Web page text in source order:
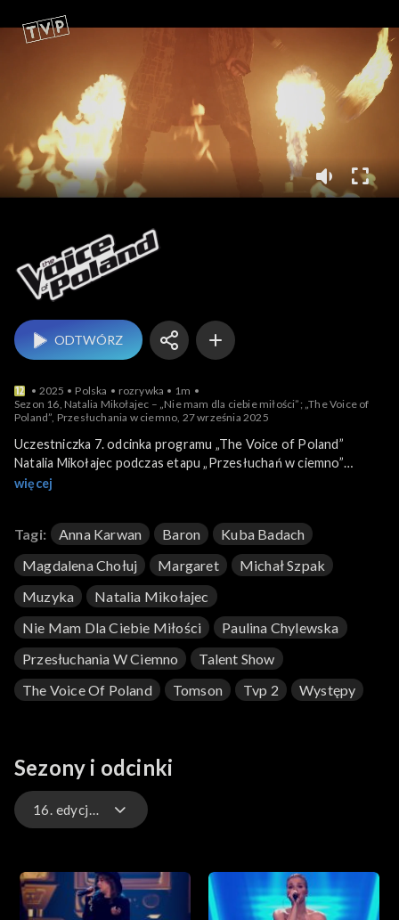
ODTWÓRZ
2025 Polska rozrywka
1m
Sezon 16, Natalia Mikołajec – „Nie mam dla ciebie miłości”; „The Voice of
Poland”, Przesłuchania w ciemno, 27 września 2025
Uczestniczka 7. odcinka programu „The Voice of Poland”
Natalia Mikołajec podczas etapu „Przesłuchań w ciemno”
postanowiła wykonać piosenkę „Nie mam dla ciebie miłości”. To
album „Brzask” z 2014 roku. Mikołajec zaprezentowała swoją
wersję przeboju 27 września 2025 roku na antenie TVP2.
więcej
Tagi: Anna Karwan Baron
Kuba Badach
Magdalena Chołuj
Margaret
Michał Szpak
Muzyka
Natalia Mikołajec
Nie Mam Dla Ciebie Miłości
Paulina Chylewska
Przesłuchania W Ciemno
Talent Show
The Voice Of Poland
Tomson Tvp 2 Występy
Sezony i odcinki
16. edycja – występy
16. edycja